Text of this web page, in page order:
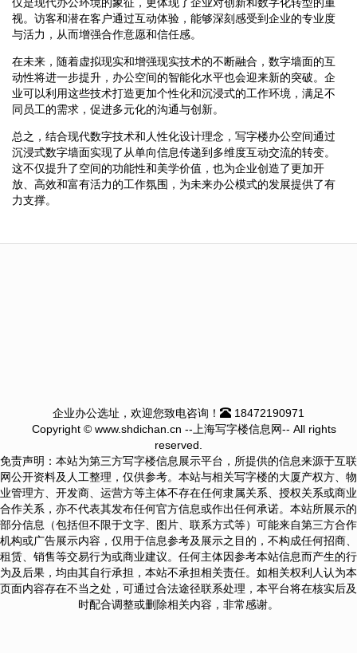
视。访客和潜在客户通过互动体验，能够深刻感受到企业的专业度
与活力，从而增强合作意愿和信任感。
在未来，随着虚拟现实和增强现实技术的不断融合，数字墙面的互
动性将进一步提升，办公空间的智能化水平也会迎来新的突破。企
业可以利用这些技术打造更加个性化和沉浸式的工作环境，满足不
同员工的需求，促进多元化的沟通与创新。
总之，结合现代数字技术和人性化设计理念，写字楼办公空间通过
沉浸式数字墙面实现了从单向信息传递到多维度互动交流的转变。
这不仅提升了空间的功能性和美学价值，也为企业创造了更加开
放、高效和富有活力的工作氛围，为未来办公模式的发展提供了有
力支撑。
企业办公选址，欢迎您致电咨询！
18472190971
Copyright © www.shdichan.cn --上海写字楼信息网-- All rights
reserved.
免责声明：本站为第三方写字楼信息展示平台，所提供的信息来源于互联
网公开资料及人工整理，仅供参考。本站与相关写字楼的大厦产权方、物
业管理方、开发商、运营方等主体不存在任何隶属关系、授权关系或商业
合作关系，亦不代表其发布任何官方信息或作出任何承诺。本站所展示的
部分信息（包括但不限于文字、图片、联系方式等）可能来自第三方合作
机构或广告展示内容，仅用于信息参考及展示之目的，不构成任何招商、
租赁、销售等交易行为或商业建议。任何主体因参考本站信息而产生的行
为及后果，均由其自行承担，本站不承担相关责任。如相关权利人认为本
页面内容存在不当之处，可通过合法途径联系处理，本平台将在核实后及
时配合调整或删除相关内容，非常感谢。